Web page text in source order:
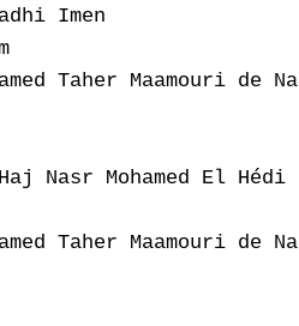
Imen
Taher Maamouri de
Nasr Mohamed El Hédi
Taher Maamouri de